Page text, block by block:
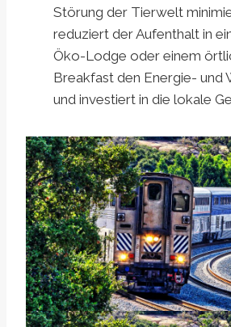
Störung der Tierwelt
reduziert der Aufenthalt in
Öko-Lodge oder einem
Breakfast den Energie- und
und investiert in die lokale